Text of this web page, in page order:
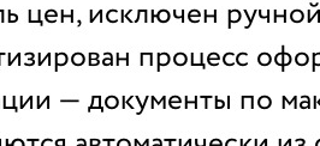
цен, исключен
процесс
— документы по